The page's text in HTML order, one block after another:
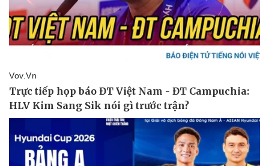
Pháp luật
Quân sự - Quốc phòng